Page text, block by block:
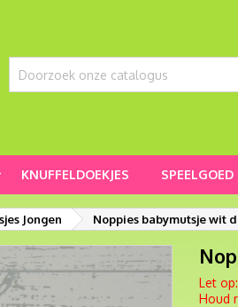
KNUFFELDOEKJES SPEELGOED
Jongen Noppies babymutsje wit
Let
Houd